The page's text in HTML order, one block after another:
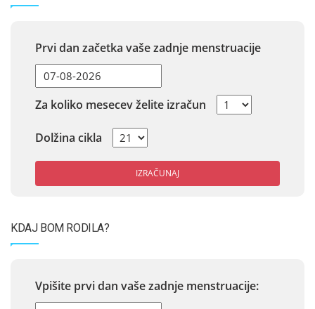
Prvi dan začetka vaše zadnje menstruacije
Za koliko mesecev želite izračun
Dolžina cikla
IZRAČUNAJ
KDAJ BOM RODILA?
Vpišite prvi dan vaše zadnje menstruacije: